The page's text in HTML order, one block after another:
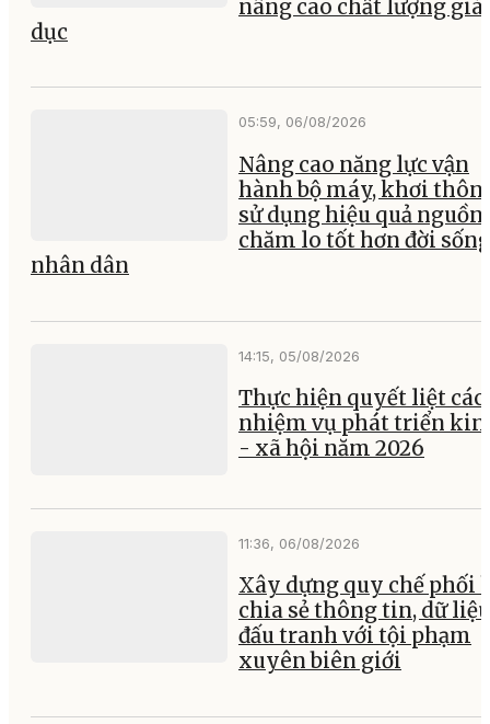
nâng cao chất lượng
dục
05:59, 06/08/2026
Nâng cao năng lực vận
hành bộ máy, khơi
sử dụng hiệu quả nguồn
chăm lo tốt hơn đời sống
nhân dân
14:15, 05/08/2026
Thực hiện quyết liệt các
nhiệm vụ phát triển
- xã hội năm 2026
11:36, 06/08/2026
Xây dựng quy chế phối
chia sẻ thông tin, dữ liệu
đấu tranh với tội phạm
xuyên biên giới